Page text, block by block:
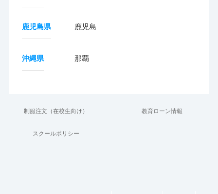
鹿児島県 鹿児島
沖縄県 那覇
制服注文（在校生向け） 教育ローン情報
スクールポリシー